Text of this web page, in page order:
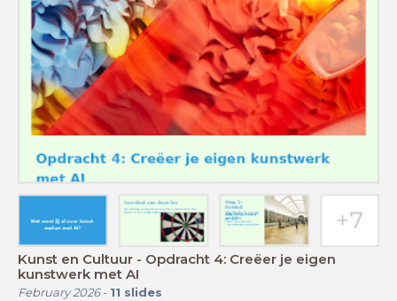
Kunst en Cultuur - Opdracht 4: Creëer je eigen
kunstwerk met AI
February 2026- 11 slides